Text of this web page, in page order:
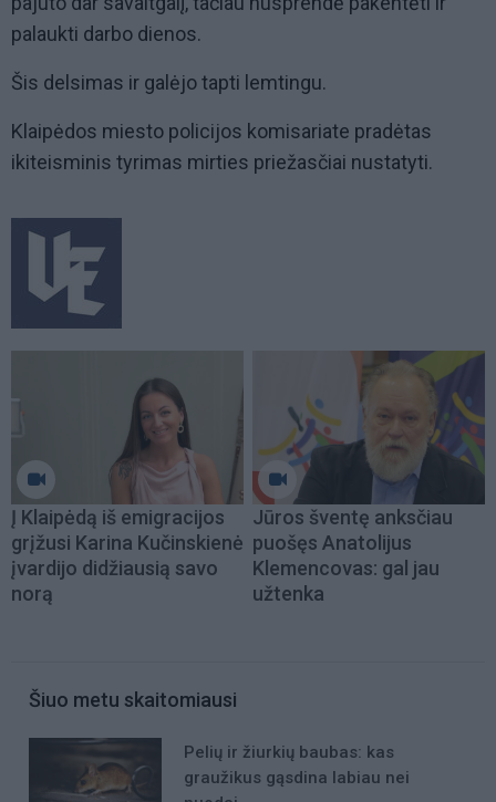
palaukti darbo dienos.
Šis delsimas ir galėjo tapti lemtingu.
Klaipėdos miesto policijos komisariate pradėtas
ikiteisminis tyrimas mirties priežasčiai nustatyti.
Į Klaipėdą iš emigracijos
grįžusi Karina Kučinskienė
įvardijo didžiausią savo
norą
Jūros šventę anksčiau
puošęs Anatolijus
Klemencovas: gal jau
užtenka
Šiuo metu skaitomiausi
Pelių ir žiurkių baubas: kas
graužikus gąsdina labiau nei